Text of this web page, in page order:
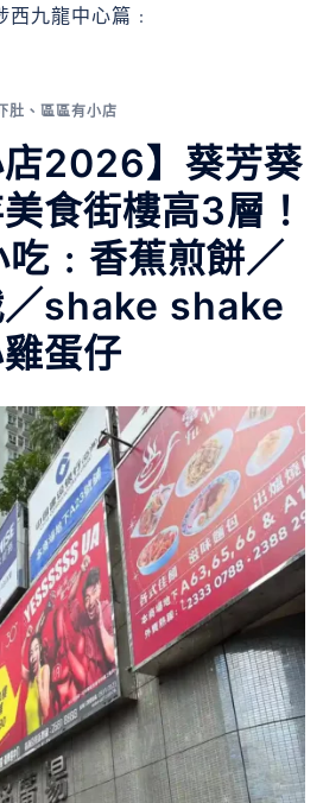
九龍中心篇﹕
肚 、 區區有小店
店2026】葵芳葵
食街樓高3層！
﹕香蕉煎餅／
shake shake
蛋仔